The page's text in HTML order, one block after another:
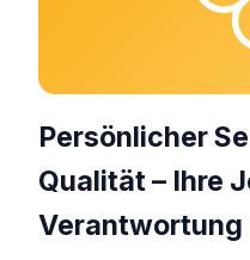
Persönlicher
Qualität – Ihre
Verantwortung